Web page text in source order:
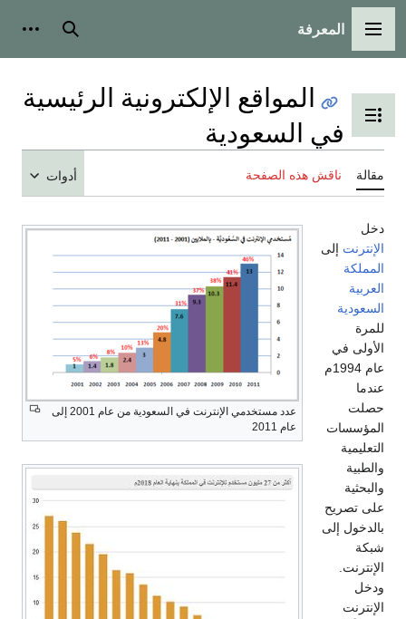
القائمة الرئيسية
المعرفة بحث
تبديل عرض جدول المحتويات
المواقع الإلكترونية الرئيسية
في السعودية
مقالة ناقش هذه الصفحة أدوات
عدد مستخدمي الإنترنت في السعودية من عام 2001 إلى
عام 2011
دخل
الإنترنت إلى
المملكة
العربية
السعودية
للمرة
الأولى في
عام 1994م
عندما
حصلت
المؤسسات
التعليمية
والطبية
والبحثية
على تصريح
بالدخول إلى
شبكة
الإنترنت.
ودخل
الإنترنت